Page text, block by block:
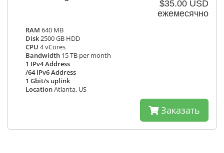
$35.00 USD
ежемесячно
RAM 640 MB
Disk2500 GB HDD
CPU 4 vCores
Bandwidth 15 TB per month
1 IPv4 Address
/64 IPv6 Address
1 Gbit/s uplink
LocationAtlanta, US
Заказать